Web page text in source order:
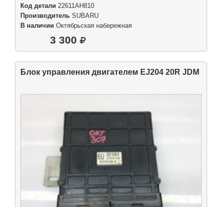
Код детали 22611AH810
Производитель SUBARU
В наличии Октябрьская набережная
3 300
Блок управления двигателем EJ204 20R JDM